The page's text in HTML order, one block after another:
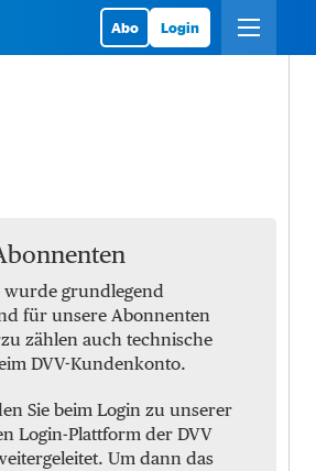
Abo Login
wurde grundlegend
für unsere Abonnenten
zählen auch technische
DVV-Kundenkonto.
Sie beim Login zu unserer
Login-Plattform der DVV
Um dann das